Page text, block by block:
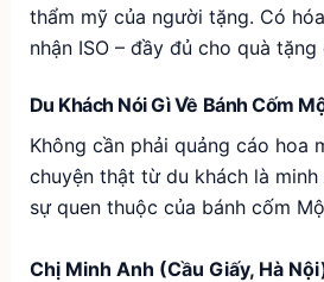
thẩm mỹ của người tặng. Có
nhận ISO – đầy đủ cho quà tặng
Du Khách Nói Gì Về Bánh Cốm
Không cần phải quảng cáo hoa
chuyện thật từ du khách là
sự quen thuộc của bánh cốm
Chị Minh Anh (Cầu Giấy, Hà